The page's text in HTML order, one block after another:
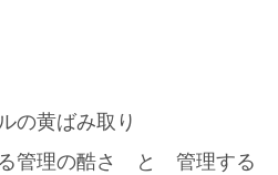
の黄ばみ取り
管理の酷さ と 管理する